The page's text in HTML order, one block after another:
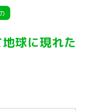
球に現れた